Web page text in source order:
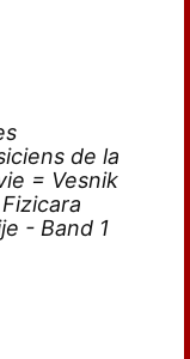
de la
= Vesnik
- Band 1